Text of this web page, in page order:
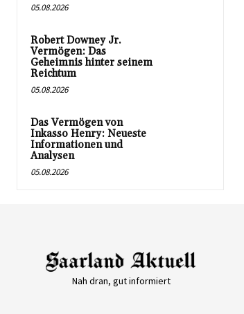
05.08.2026
Robert Downey Jr.
Vermögen: Das
Geheimnis hinter seinem
Reichtum
05.08.2026
Das Vermögen von
Inkasso Henry: Neueste
Informationen und
Analysen
05.08.2026
Nah dran, gut informiert